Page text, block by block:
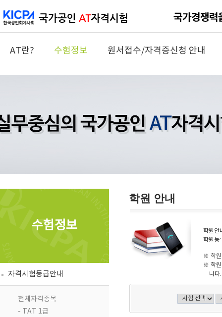
AT란? 수험정보 원서접수/자격증신청 안내
수험정보
자격시험등급안내
전체자격종목
- TAT 1급
학원 안내
학원안
학원등
※ 학원
※ 학원
니다.